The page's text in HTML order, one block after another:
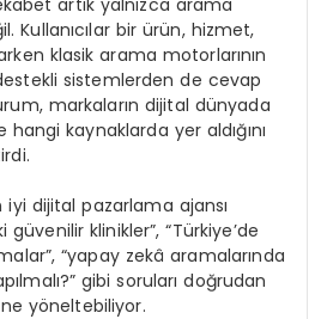
Kullanıcılar bir ürün, hizmet,
klasik arama motorlarının
sistemlerden de cevap
markaların dijital dünyada
hangi kaynaklarda yer aldığını
iyi dijital pazarlama ajansı
güvenilir klinikler”, “Türkiye’de
“yapay zekâ aramalarında
gibi soruları doğrudan
yöneltebiliyor.